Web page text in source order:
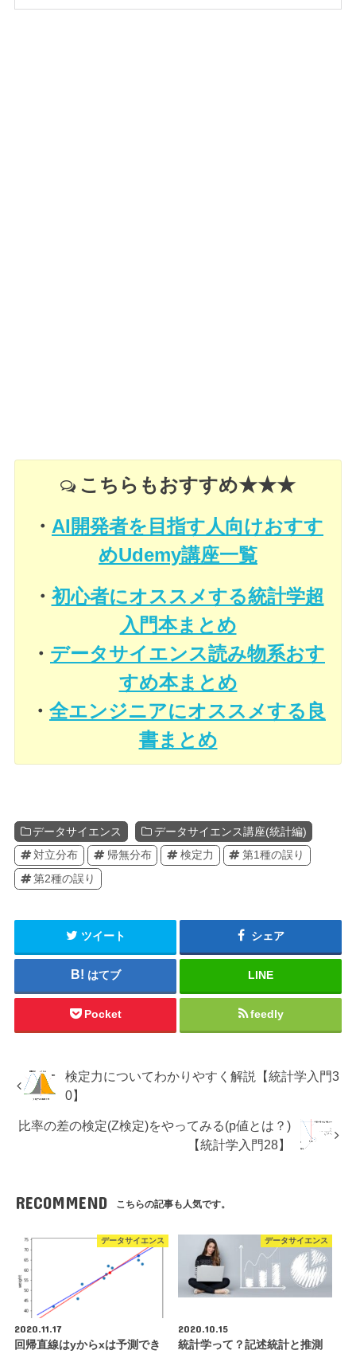
こちらもおすすめ★★★
・ AI開発者を目指す人向けおすす
めUdemy講座一覧
・ 初心者にオススメする統計学超
入門本まとめ
・ データサイエンス読み物系おす
すめ本まとめ
・ 全エンジニアにオススメする良
書まとめ
データサイエンス
データサイエンス講座(統計編)
対立分布
帰無分布 検定力
第1種の誤り
第2種の誤り
ツイート シェア
はてブ LINE
Pocket feedly
検定力についてわかりやすく解説【統計学入門3
0】
比率の差の検定(Z検定)をやってみる(p値とは？)
【統計学入門28】
RECOMMEND こちらの記事も人気です。
データサイエンス
2020.11.17
回帰直線はyからxは予測でき
データサイエンス
2020.10.15
統計学って？記述統計と推測